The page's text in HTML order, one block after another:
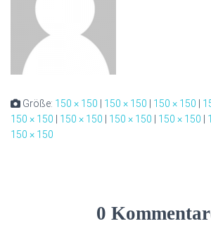
Größe: 150 × 150 150 × 150 150 × 150
150 × 150
150 × 150 150 × 150 150 × 150
150 × 150
0